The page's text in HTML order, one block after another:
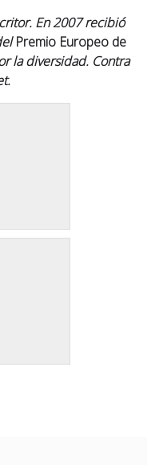
En 2007 recibió
Premio Europeo de
la diversidad. Contra